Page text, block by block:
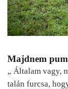
Majdnem
„ Általam vagy,
talán furcsa,